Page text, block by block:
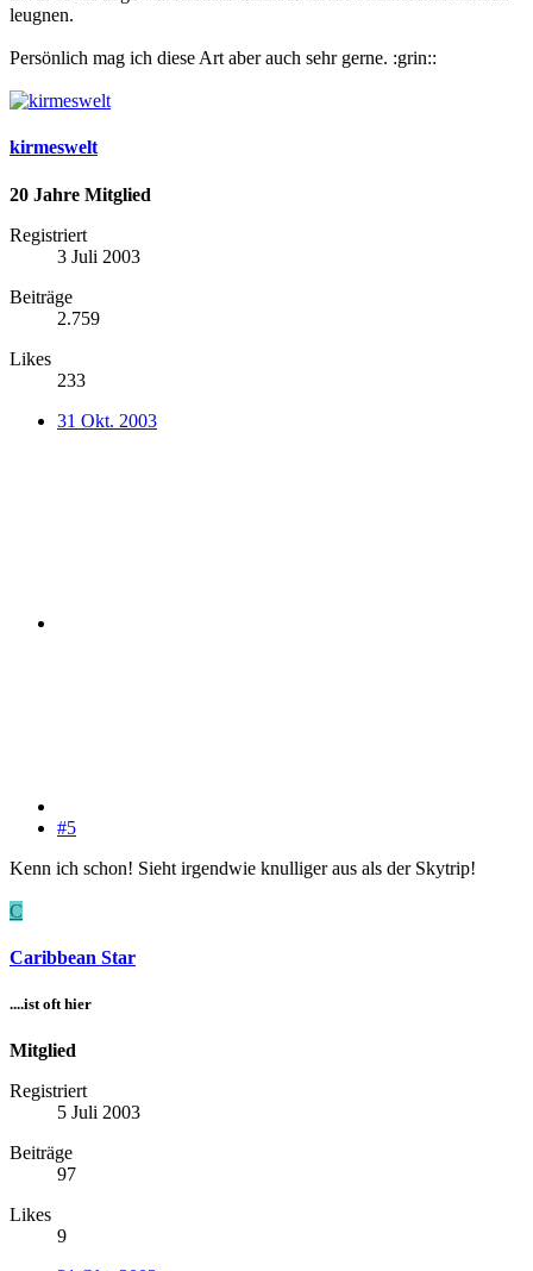
leugnen.
Persönlich mag ich diese Art aber auch sehr gerne. :grin::
kirmeswelt
20 Jahre Mitglied
Registriert
3 Juli 2003
Beiträge
2.759
Likes
233
31 Okt. 2003
#5
Kenn ich schon! Sieht irgendwie knulliger aus als der Skytrip!
C
Caribbean Star
....ist oft hier
Mitglied
Registriert
5 Juli 2003
Beiträge
97
Likes
9